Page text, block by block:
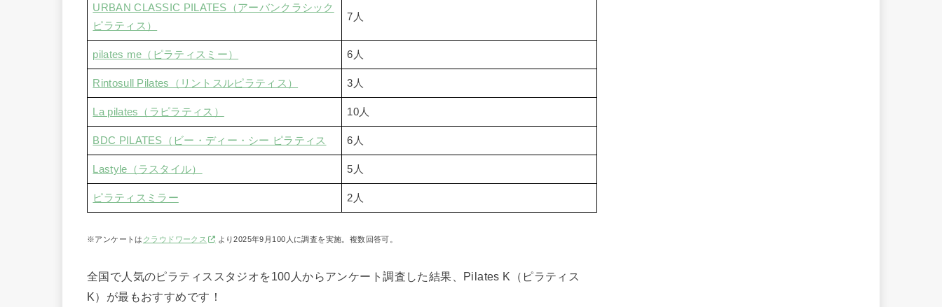
URBAN CLASSIC PILATES（アーバンクラシック
ピラティス）
7人
pilates me（ピラティスミー） 6人
Rintosull Pilates（リントスルピラティス） 3人
La pilates（ラピラティス） 10人
BDC PILATES（ビー・ディー・シー ピラティス 6人
Lastyle（ラスタイル） 5人
ピラティスミラー 2人
※アンケートは クラウドワークス より2025年9月100人に調査を実施。複数回答可。
全国で人気のピラティススタジオを100人からアンケート調査した結果、Pilates K（ピラティス
K）が最もおすすめです！